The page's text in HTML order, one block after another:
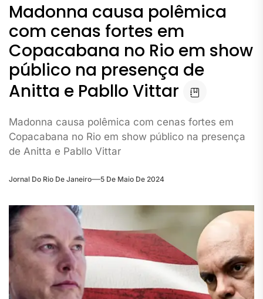
Madonna causa polêmica
com cenas fortes em
Copacabana no Rio em show
público na presença de
Anitta e Pabllo Vittar
Madonna causa polêmica com cenas fortes em
Copacabana no Rio em show público na presença
de Anitta e Pabllo Vittar
Jornal Do Rio De Janeiro 5 De Maio De 2024